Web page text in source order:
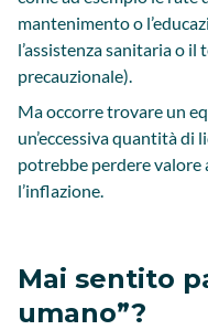
mantenimento o
l’assistenza sanitaria o
precauzionale).
Ma occorre trovare un
un’eccessiva quantità
potrebbe perdere valore
l’inflazione.
Mai sentito
umano”?